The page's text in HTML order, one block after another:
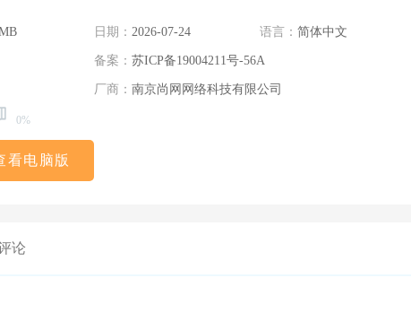
日期： 2026-07-24 语言： 简体中文
备案： 苏ICP备19004211号-56A
厂商： 南京尚网网络科技有限公司
0%
看电脑版
论